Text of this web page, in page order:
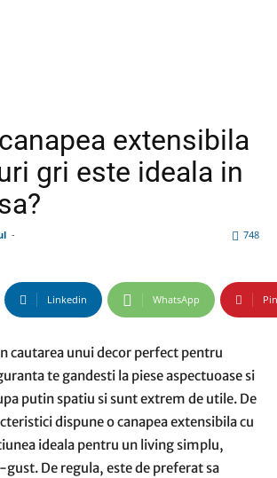
extensibila
gri este ideala in
- 748
Linkedin WhatsApp
cautarea unui decor perfect pentru
te gandesti la piese aspectuoase si
putin spatiu si sunt extrem de utile. De
dispune o canapea extensibila cu
ideala pentru un living simplu,
De regula, este de preferat sa